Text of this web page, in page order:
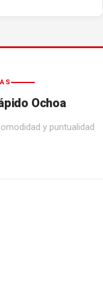
Ochoa
y puntualidad